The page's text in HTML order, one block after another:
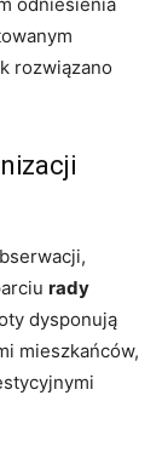
rozwiązano
rady
dysponują
mieszkańców,